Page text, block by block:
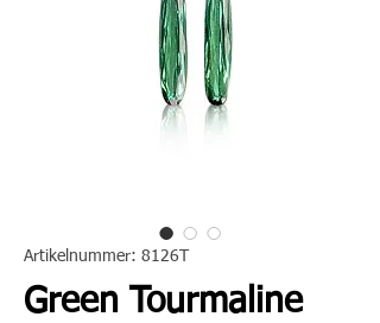
Artikelnummer: 8126T
Green Tourmaline